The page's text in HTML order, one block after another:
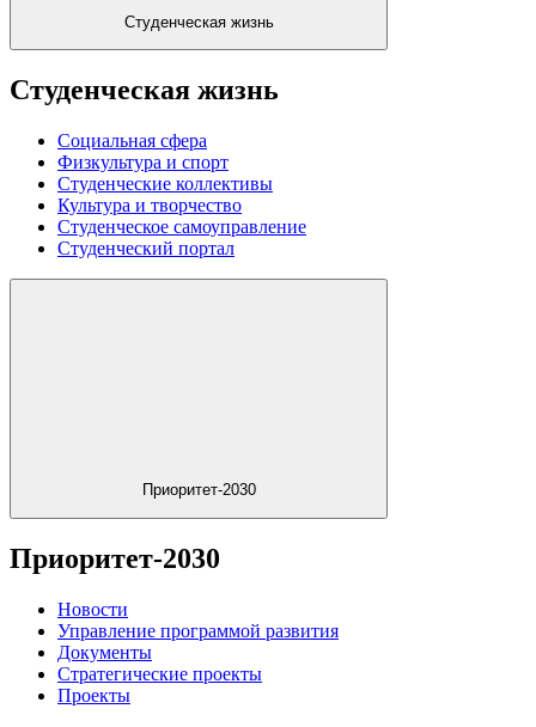
Студенческая жизнь
Студенческая жизнь
Социальная сфера
Физкультура и спорт
Студенческие коллективы
Культура и творчество
Студенческое самоуправление
Студенческий портал
Приоритет-2030
Приоритет-2030
Новости
Управление программой развития
Документы
Стратегические проекты
Проекты